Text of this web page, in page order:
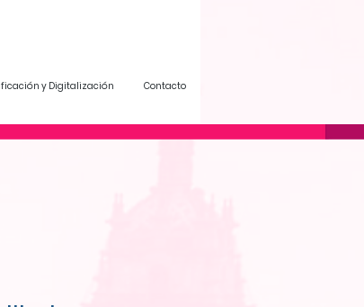
y Digitalización Contacto